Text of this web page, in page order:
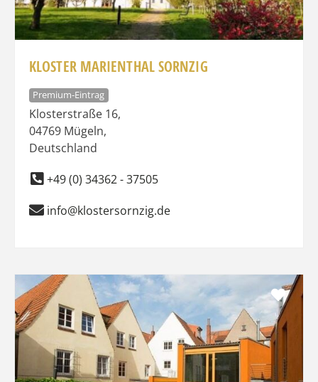
KLOSTER MARIENTHAL SORNZIG
Premium-Eintrag
Klosterstraße 16,
04769 Mügeln,
Deutschland
+49 (0) 34362 - 37505
info@klostersornzig.de